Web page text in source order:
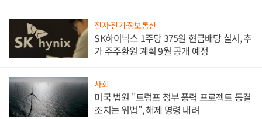
전자·전기·정보통신
SK하이닉스 1주당 375원 현금배당 실시, 추
가 주주환원 계획 9월 공개 예정
사회
미국 법원 "트럼프 정부 풍력 프로젝트 동결
조치는 위법", 해제 명령 내려